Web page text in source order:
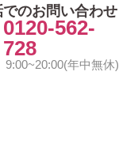
のお問い合わせ
0120-562-
728
9:00~20:00(年中無休)